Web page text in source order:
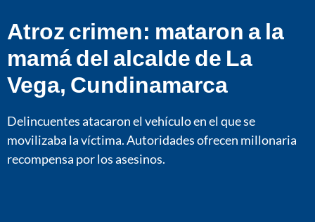
Atroz crimen: mataron a la
mamá del alcalde de La
Vega, Cundinamarca
Delincuentes atacaron el vehículo en el que se
movilizaba la víctima. Autoridades ofrecen millonaria
recompensa por los asesinos.